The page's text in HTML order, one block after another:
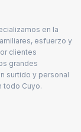
en la
esfuerzo y
clientes
grandes
surtido y personal
todo Cuyo.